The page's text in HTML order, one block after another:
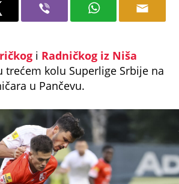
i Radničkog iz Niša
trećem kolu Superlige Srbije na
u Pančevu.